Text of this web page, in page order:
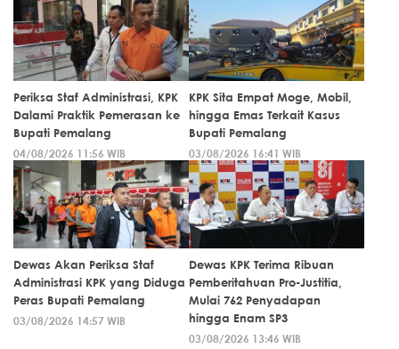
Periksa Staf Administrasi, KPK
Dalami Praktik Pemerasan ke
Bupati Pemalang
04/08/2026 11:56 WIB
KPK Sita Empat Moge, Mobil,
hingga Emas Terkait Kasus
Bupati Pemalang
03/08/2026 16:41 WIB
Dewas Akan Periksa Staf
Administrasi KPK yang Diduga
Peras Bupati Pemalang
03/08/2026 14:57 WIB
Dewas KPK Terima Ribuan
Pemberitahuan Pro-Justitia,
Mulai 762 Penyadapan
hingga Enam SP3
03/08/2026 13:46 WIB